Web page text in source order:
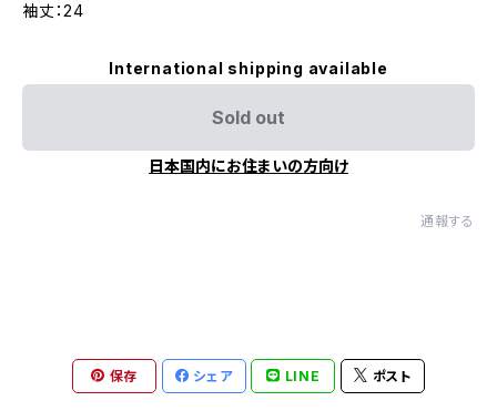
袖丈：24
International shipping available
Sold out
日本国内にお住まいの方向け
通報する
保存 シェア LINE ポスト